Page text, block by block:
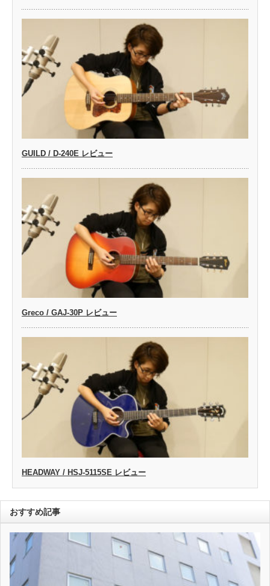
GUILD / D-240E レビュー
Greco / GAJ-30P レビュー
HEADWAY / HSJ-5115SE レビュー
おすすめ記事